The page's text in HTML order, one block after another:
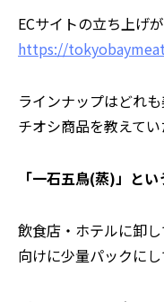
⸺ECサイトの立ち上げ
https://
ラインナップはどれ
チオシ商品を教えて
「一石五鳥(蒸)」と
飲食店・ホテルに卸
向けに少量パックにし